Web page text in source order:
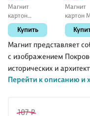
Магнит представляет
с изображением
исторических и
Перейти к описанию и
Магнит
картон
Литературный
музей им.
В.П.Астафьева
(Красноярск)
(МК/101/004)
Купить
Магнит
картон
через
Енисей
107 ₽